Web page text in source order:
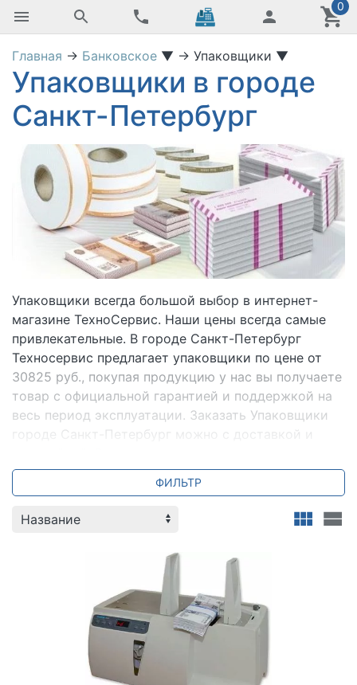
0
Главная → Банковское ▼ → Упаковщики ▼
Упаковщики в городе
Санкт-Петербург
Упаковщики всегда большой выбор в интернет-
магазине ТехноСервис. Наши цены всегда самые
привлекательные. В городе Санкт-Петербург
Техносервис предлагает упаковщики по цене от
30825 руб., покупая продукцию у нас вы получаете
товар с официальной гарантией и поддержкой на
весь период эксплуатации. Заказать Упаковщики
городе Санкт-Петербург можно с доставкой и
предложения и акции. Мы всегда готовы ответить
на ваши вопросы по телефону +7 (800) 2018-054.
ФИЛЬТР